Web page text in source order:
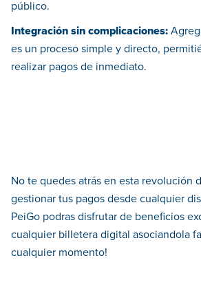
público.
Integración sin complicaciones:
es un proceso simple y directo,
realizar pagos de inmediato.
No te quedes atrás en esta revolución
gestionar tus pagos desde cualquier
PeiGo podras disfrutar de beneficios
cualquier billetera digital asociandola
cualquier momento!